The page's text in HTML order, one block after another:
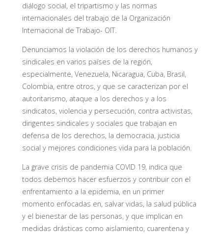
diálogo social, el tripartismo y las normas
internacionales del trabajo de la Organización
Internacional de Trabajo- OIT.
Denunciamos la violación de los derechos humanos y
sindicales en varios países de la región,
especialmente, Venezuela, Nicaragua, Cuba, Brasil,
Colombia, entre otros, y que se caracterizan por el
autoritarismo, ataque a los derechos y a los
sindicatos, violencia y persecución, contra activistas,
dirigentes sindicales y sociales que trabajan en
defensa de los derechos, la democracia, justicia
social y mejores condiciones vida para la población.
La grave crisis de pandemia COVID 19, indica que
todos debemos hacer esfuerzos y contribuir con el
enfrentamiento a la epidemia, en un primer
momento enfocadas en, salvar vidas, la salud pública
y el bienestar de las personas, y que implican en
medidas drásticas como aislamiento, cuarentena y